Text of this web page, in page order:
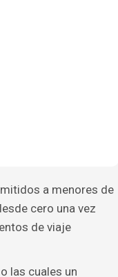
a menores de
cero una vez
de viaje
las cuales un